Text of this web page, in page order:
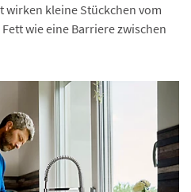
wirken kleine Stückchen vom
wie eine Barriere zwischen